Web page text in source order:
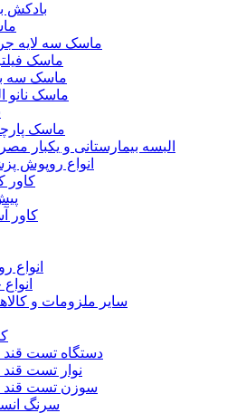
بادکش
ماسک سه لایه
ماسک
ماسک سه
ماسک نانو
ماسک
البسه بیمارستانی و یکبار
انواع روپوش
کاور
انواع
سایر ملزومات و
دستگاه تست
نوار تست
سوزن تست قند
سرنگ